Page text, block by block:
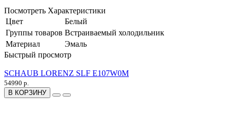
Посмотреть Характеристики
Цвет
Белый
Группы товаров Встраиваемый холодильник
Материал
Эмаль
Быстрый просмотр
SCHAUB LORENZ SLF E107W0M
54990 р.
В КОРЗИНУ